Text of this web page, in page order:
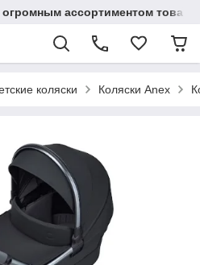
ассортиментом
коляски Коляски Anex